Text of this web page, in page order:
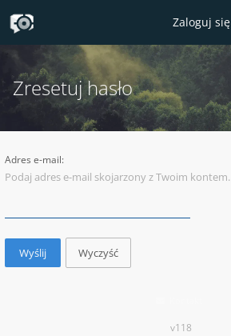
Zaloguj się
Zresetuj hasło
Adres e-mail:
Podaj adres e-mail skojarzony z Twoim kontem.
v118